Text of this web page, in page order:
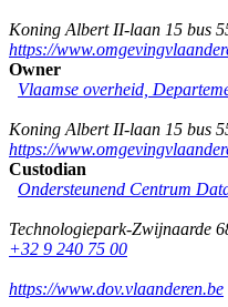
Koning Albert II-laan 15 bus
https://
Owner
Vlaamse overheid,
Koning Albert II-laan 15 bus
https://
Custodian
Ondersteunend Centrum
Technologiepark-Zwijnaarde
+32 9 240 75 00
https://www.dov.vlaanderen.be